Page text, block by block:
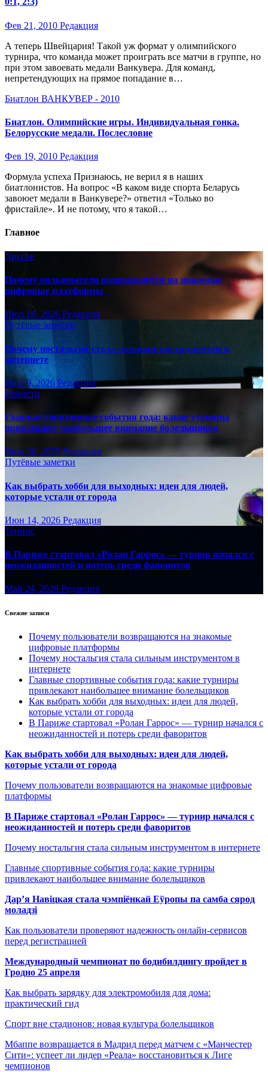
Фев 21, 2010 Редакция
А теперь Швейцария! Такой уж формат у олимпийского
турнира, что команда может проиграть все матчи в группе, но
при этом завоевать медали Ванкувера. Для команд,
непретендующих на прямое попадание в…
Биатлон ВАНКУВЕР - 2010
Биатлон. Олимпийские игры. Индивидуальная гонка.
Белорусские медали. Послесловие
Фев 19, 2010 Редакция
Формула успеха Признаюсь, не верил я в наших
биатлонистов. На вопрос «В каком виде спорта Беларусь
завоюет медали в Ванкувере?» ответил «Только во
фристайле». И не потому, что я такой…
Главное
Другое
Почему пользователи возвращаются на знакомые
цифровые платформы
Июл 18, 2026 Редакция
Путёвые заметки
Почему ностальгия стала сильным инструментом в
интернете
Июл 9, 2026 Редакция
Новости
Главные спортивные события года: какие турниры
привлекают наибольшее внимание болельщиков
Июн 30, 2026 Редакция
Путёвые заметки
Как выбрать хобби для выходных: идеи для людей,
которые устали от города
Июн 14, 2026 Редакция
Теннис
В Париже стартовал «Ролан Гаррос» — турнир начался с
неожиданностей и потерь среди фаворитов
Май 24, 2026 Редакция
Свежие записи
Почему пользователи возвращаются на знакомые
цифровые платформы
Почему ностальгия стала сильным инструментом в
интернете
Главные спортивные события года: какие турниры
привлекают наибольшее внимание болельщиков
Как выбрать хобби для выходных: идеи для людей,
которые устали от города
В Париже стартовал «Ролан Гаррос» — турнир начался с
неожиданностей и потерь среди фаворитов
Как выбрать хобби для выходных: идеи для людей,
которые устали от города
Почему пользователи возвращаются на знакомые цифровые
платформы
В Париже стартовал «Ролан Гаррос» — турнир начался с
неожиданностей и потерь среди фаворитов
Почему ностальгия стала сильным инструментом в интернете
Главные спортивные события года: какие турниры
привлекают наибольшее внимание болельщиков
Дар’я Навіцкая стала чэмпіёнкай Еўропы па самба сярод
моладзі
Как пользователи проверяют надежность онлайн-сервисов
перед регистрацией
Международный чемпионат по бодибилдингу пройдет в
Гродно 25 апреля
Как выбрать зарядку для электромобиля для дома:
практический гид
Спорт вне стадионов: новая культура болельщиков
Мбаппе возвращается в Мадрид перед матчем с «Манчестер
Сити»: успеет ли лидер «Реала» восстановиться к Лиге
чемпионов